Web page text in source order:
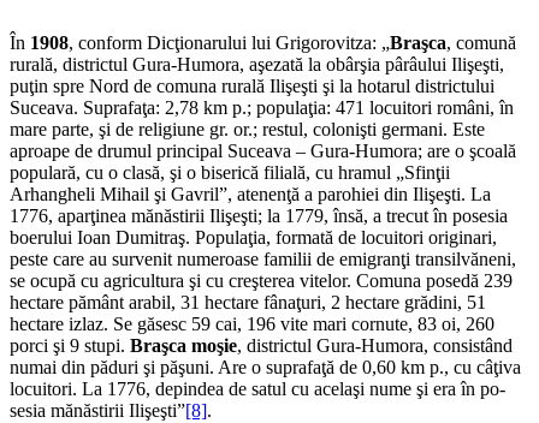
În 1908, conform Dicţionarului lui Grigorovitza: „Braşca, comună
rurală, districtul Gura-Humora, aşezată la obârşia pârâului Ilişeşti,
puţin spre Nord de comuna rurală Ilişeşti şi la hotarul districtului
Suceava. Suprafaţa: 2,78 km p.; popu­laţia: 471 locuitori români, în
mare parte, şi de religiune gr. or.; restul, colonişti germani. Este
aproape de drumul principal Suceava – Gura-Humora; are o şcoală
populară, cu o clasă, şi o biserică filială, cu hramul „Sfinţii
Arhangheli Mihail şi Gavril”, atenenţă a parohiei din Ilişeşti. La
1776, aparţinea mănăstirii Ilişeşti; la 1779, însă, a trecut în posesia
boerului Ioan Dumitraş. Populaţia, formată de locui­tori originari,
peste care au survenit numeroase familii de emigranţi transilvăneni,
se ocupă cu agricultura şi cu creş­terea vitelor. Comuna posedă 239
hectare pământ arabil, 31 hectare fânaţuri, 2 hectare grădini, 51
hectare izlaz. Se găsesc 59 cai, 196 vite mari cornute, 83 oi, 260
porci şi 9 stupi. Braşca moşie, districtul Gura-Humora, consistând
numai din păduri şi păşuni. Are o suprafaţă de 0,60 km p., cu câţiva
locuitori. La 1776, depindea de satul cu acelaşi nume şi era în po­
sesia mănăstirii Ilişeşti”[8].